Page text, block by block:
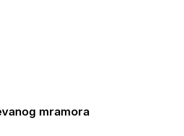
mramora